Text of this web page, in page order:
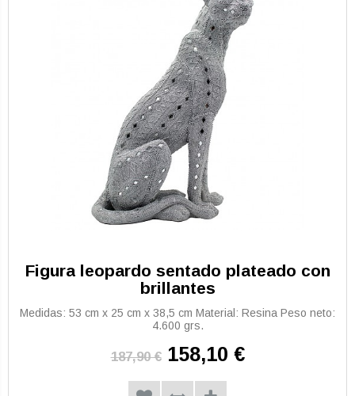
Figura leopardo sentado plateado con
brillantes
Medidas: 53 cm x 25 cm x 38,5 cm Material: Resina Peso neto:
4.600 grs.
187,90 € 158,10 €